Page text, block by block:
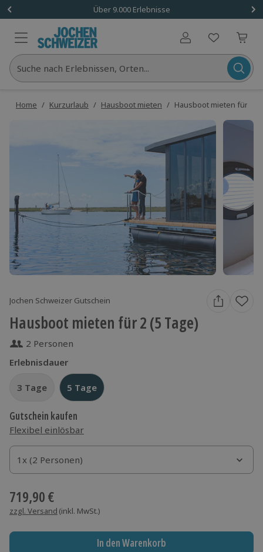
Über 9.000 Erlebnisse
Benutzerkonto
Suche nach Erlebnissen, Orten...
Home / Kurzurlaub / Hausboot mieten / Hausboot mieten für 2
Jochen Schweizer Gutschein
Hausboot mieten für 2 (5 Tage)
2 Personen
Erlebnisdauer
3 Tage
3 Tage 5 Tage
5 Tage
Gutschein kaufen
Flexibel einlösbar
1x (2 Personen)
1x (2 Personen)
1x (2 Personen)
719,90 €
zzgl. Versand (inkl. MwSt.)
In den Warenkorb